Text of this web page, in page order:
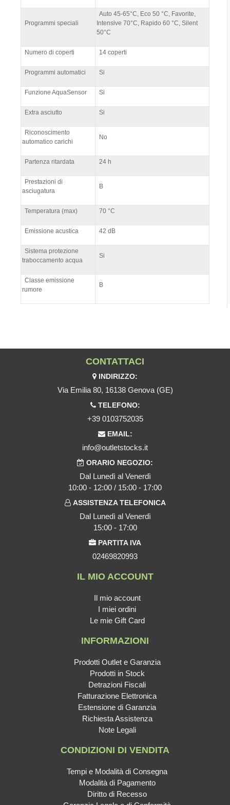
Programmi speciali
Auto 45-65°C, Eco 50 °C, Favorite,
Intensive 70°C, Rapido 60 °C, Silent
50°C
Numero di coperti 14 coperti
Programmi automatici Si
Funzione AquaSensor Si
Extra asciutto Si
Riconoscimento
automatico carichi
No
Partenza ritardata 24 h
Prestazioni di
asciugatura
B
Temperatura (max) 70 °C
Emissione acustica 42 dB
Sistema protezione
traboccamento acqua
Si
Classe emissione
rumore
B
CONTATTACI
INDIRIZZO:
Via Emilia 80, 16138 Genova (GE)
TELEFONO:
+39 0103752035
EMAIL:
info@outletstocks.it
ORARIO NEGOZIO:
Dal Lunedì al Venerdì
10:00 - 12:00 / 15:00 - 17:00
ASSISTENZA TELEFONICA
Dal Lunedì al Venerdì
15:00 - 17:00
PARTITA IVA
02469820993
IL MIO ACCOUNT
Il mio account
I miei ordini
Le mie Gift Card
INFORMAZIONI
Prodotti Outlet e Garanzia
Prodotti in Stock
Detrazioni Fiscali
Fatturazione Elettronica
Estensione di Garanzia
Richiesta Assistenza
Note Legali
CONDIZIONI DI VENDITA
Tempi e Modalità di Consegna
Modalità di Pagamento
Diritto di Recesso